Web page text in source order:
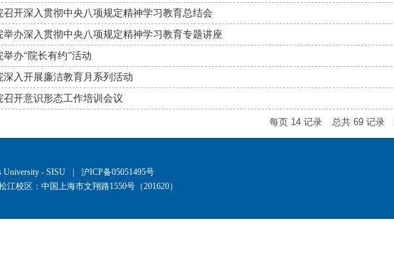
召开深入贯彻中央八项规定精神学习教育总结会
举办深入贯彻中央八项规定精神学习教育专题讲座
举办“院长有约”活动
深入开展廉洁教育月系列活动
召开意识形态工作培训会议
每页 14 记录 总共 69 记录
University - SISU
沪ICP备05051495号
校区：中国上海市文翔路1550号（201620）